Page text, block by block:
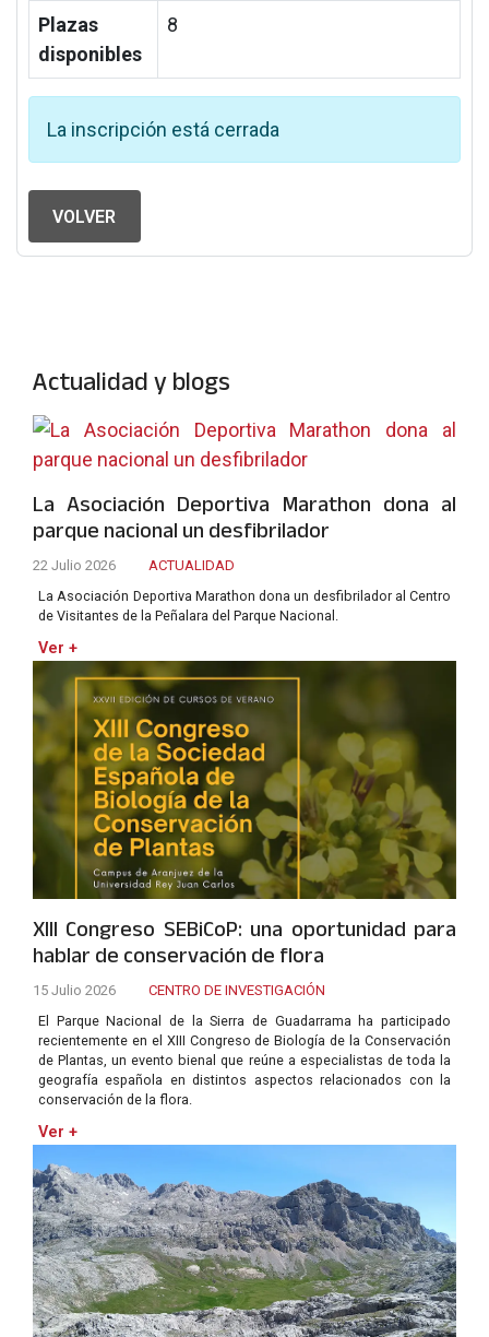
Plazas
disponibles
8
La inscripción está cerrada
VOLVER
Actualidad y blogs
La Asociación Deportiva Marathon dona al
parque nacional un desfibrilador
22 Julio 2026
ACTUALIDAD
La Asociación Deportiva Marathon dona un desfibrilador al Centro
de Visitantes de la Peñalara del Parque Nacional.
Ver +
XIII Congreso SEBiCoP: una oportunidad para
hablar de conservación de flora
15 Julio 2026
CENTRO DE INVESTIGACIÓN
El Parque Nacional de la Sierra de Guadarrama ha participado
recientemente en el XIII Congreso de Biología de la Conservación
de Plantas, un evento bienal que reúne a especialistas de toda la
geografía española en distintos aspectos relacionados con la
conservación de la flora.
Ver +